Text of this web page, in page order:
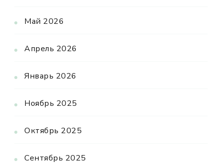
Май 2026
Апрель 2026
Январь 2026
Ноябрь 2025
Октябрь 2025
Сентябрь 2025